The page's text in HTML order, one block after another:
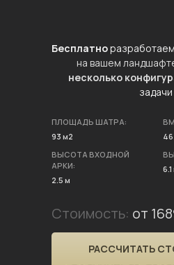
Бесплатно
на вашем
несколько
задачи
ПЛОЩАДЬ ШАТРА:
93 м2
ВЫСОТА ВХОДНОЙ
АРКИ:
2.5 м
6.1
Стоимость: от
РАССЧИТАТЬ